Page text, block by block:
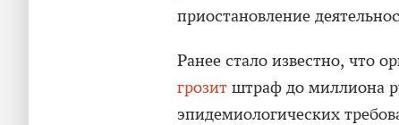
приостановление
Ранее стало известно, что
грозит штраф до миллиона
эпидемиологических